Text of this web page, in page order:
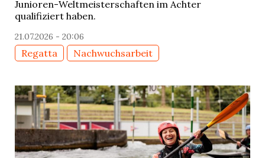
Junioren-Weltmeisterschaften im Achter
qualifiziert haben.
21.07.2026 - 20:06
Regatta Nachwuchsarbeit